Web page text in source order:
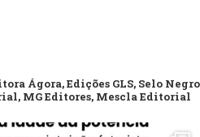
Ágora, Edições GLS, Selo Negro
MG Editores, Mescla Editorial